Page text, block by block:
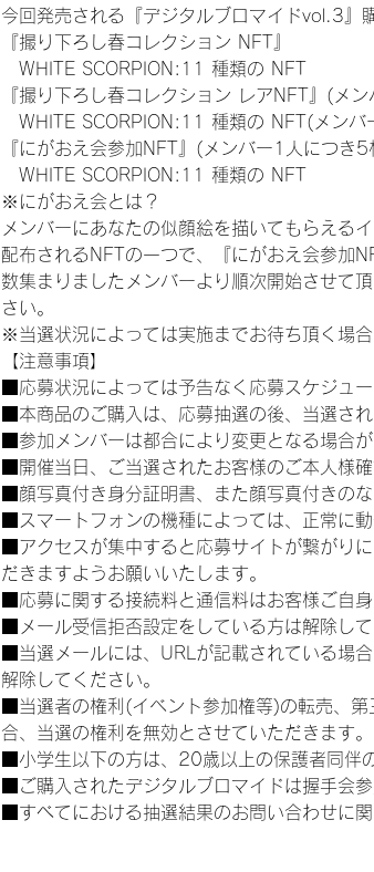
今回発売される『デジタルブロマイドvol.3』
『撮り下ろし春コレクション NFT』
WHITE SCORPION:11 種類の NFT
『撮り下ろし春コレクション レアNFT』(メ
WHITE SCORPION:11 種類の NFT(メンバ
『にがおえ会参加NFT』(メンバー1人につき
WHITE SCORPION:11 種類の NFT
※にがおえ会とは？
メンバーにあなたの似顔絵を描いてもらえる
配布されるNFTの一つで、『にがおえ会参加
数集まりましたメンバーより順次開始させて
さい。
※当選状況によっては実施までお待ち頂く場
【注意事項】
■応募状況によっては予告なく応募スケジュ
■本商品のご購入は、応募抽選の後、当選さ
■参加メンバーは都合により変更となる場合
■開催当日、ご当選されたお客様のご本人様
■顔写真付き身分証明書、また顔写真付きの
■スマートフォンの機種によっては、正常に
■アクセスが集中すると応募サイトが繋がり
だきますようお願いいたします。
■応募に関する接続料と通信料はお客様ご自身
■メール受信拒否設定をしている方は解除して
■当選メールには、URLが記載されている場
解除してください。
■当選者の権利(イベント参加権等)の転売、
合、当選の権利を無効とさせていただきます。
■小学生以下の方は、20歳以上の保護者同伴
■ご購入されたデジタルブロマイドは握手会
■すべてにおける抽選結果のお問い合わせに